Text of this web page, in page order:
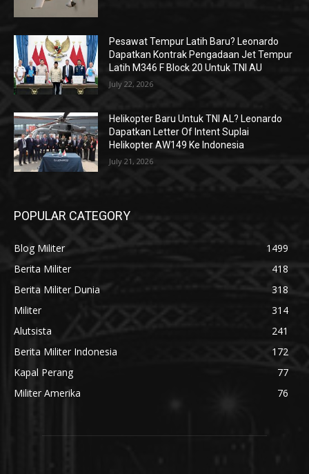
Pesawat Tempur Latih Baru? Leonardo
Dapatkan Kontrak Pengadaan Jet Tempur
Latih M346 F Block 20 Untuk TNI AU
July 22, 2026
Helikopter Baru Untuk TNI AL? Leonardo
Dapatkan Letter Of Intent Suplai
Helikopter AW149 Ke Indonesia
July 21, 2026
POPULAR CATEGORY
Blog Militer
1499
Berita Militer
418
Berita Militer Dunia
318
Militer
314
Alutsista
241
Berita Militer Indonesia
172
Kapal Perang
77
Militer Amerika
76